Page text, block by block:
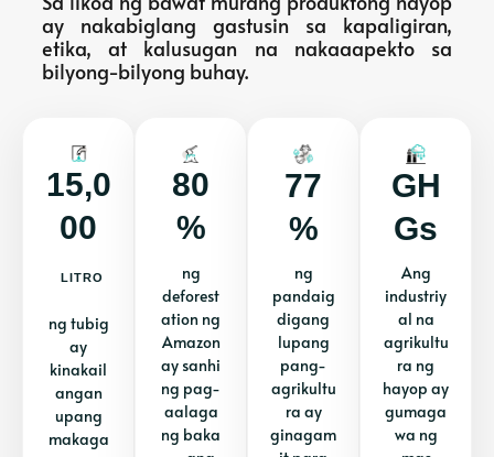
ay nakabiglang gastusin sa kapaligiran,
etika, at kalusugan na nakaaapekto sa
bilyong-bilyong buhay.
15,0
00
LITRO
ng tubig
ay
kinakail
angan
upang
makaga
80
%
ng
deforest
ation ng
Amazon
ay sanhi
ng pag-
aalaga
ng baka
77
%
ng
pandaig
digang
lupang
pang-
agrikultu
ra ay
ginagam
GH
Gs
Ang
industriy
al na
agrikultu
ra ng
hayop ay
gumaga
wa ng